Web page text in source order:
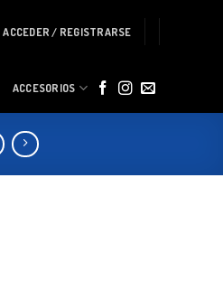
ACCEDER / REGISTRARSE
ACCESORIOS